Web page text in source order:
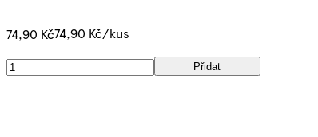
74,90 Kč74,90 Kč/kus
Přidat